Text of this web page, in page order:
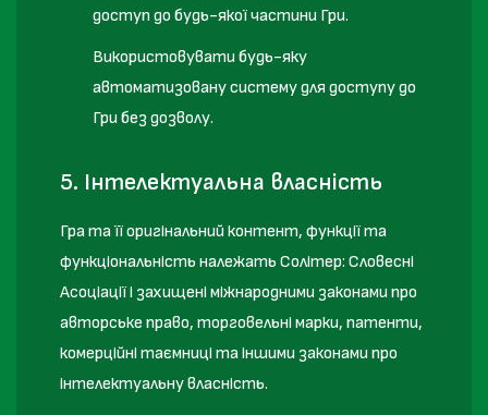
доступ до будь-якої частини Гри.
Використовувати будь-яку
автоматизовану систему для доступу до
Гри без дозволу.
5. Інтелектуальна власність
Гра та її оригінальний контент, функції та
функціональність належать Солітер: Словесні
Асоціації і захищені міжнародними законами про
авторське право, торговельні марки, патенти,
комерційні таємниці та іншими законами про
інтелектуальну власність.